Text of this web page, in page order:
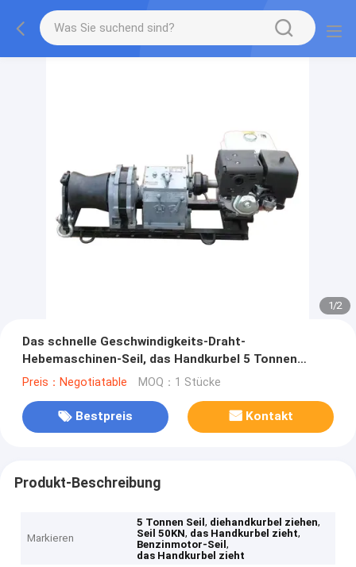
1/2
Das schnelle Geschwindigkeits-Draht-
Hebemaschinen-Seil, das Handkurbel 5 Tonnen
Benzin-Ottomotor-zieht, trieb an
Preis：Negotiatable MOQ：1 Stücke
Bestpreis Kontakt
Produkt-Beschreibung
Markieren
5 Tonnen Seil, diehandkurbel ziehen,
Seil 50KN, das Handkurbel zieht,
Benzinmotor-Seil,
das Handkurbel zieht